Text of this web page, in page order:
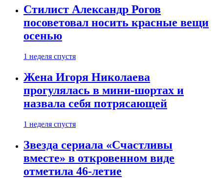
Стилист Александр Рогов
посоветовал носить красные вещи
осенью
1 неделя спустя
Жена Игоря Николаева
прогулялась в мини-шортах и
назвала себя потрясающей
1 неделя спустя
Звезда сериала «Счастливы
вместе» в откровенном виде
отметила 46-летие